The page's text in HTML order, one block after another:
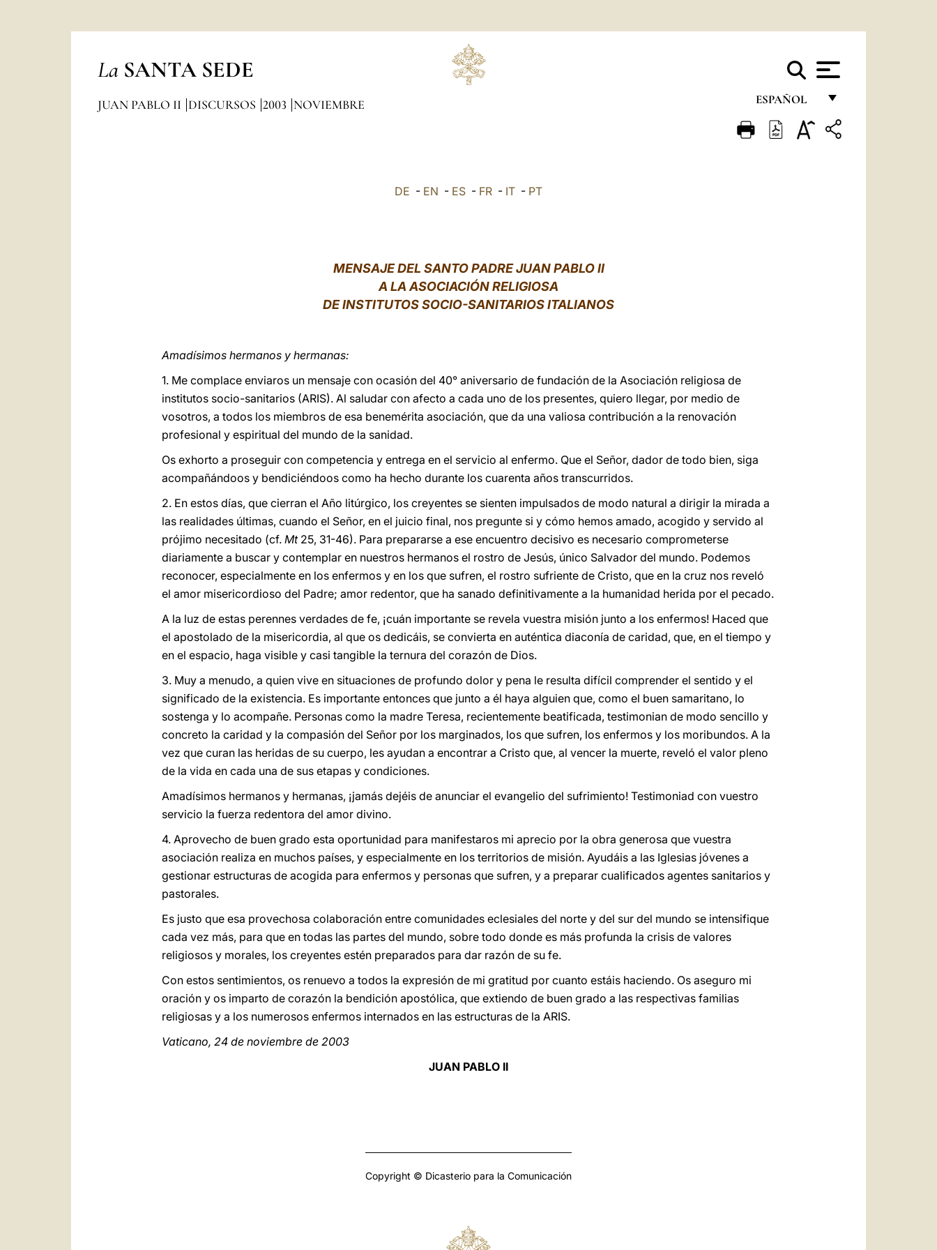
La SANTA SEDE
ESPAÑOL
FRANÇAIS
JUAN PABLO II DISCURSOS 2003 NOVIEMBRE
DE - EN - ES - FR - IT - PT
MENSAJE DEL SANTO PADRE JUAN PABLO II
A LA ASOCIACIÓN RELIGIOSA
DE INSTITUTOS SOCIO-SANITARIOS ITALIANOS
Amadísimos hermanos y hermanas:
1. Me complace enviaros un mensaje con ocasión del 40° aniversario de fundación de la Asociación religiosa de
institutos socio-sanitarios (ARIS). Al saludar con afecto a cada uno de los presentes, quiero llegar, por medio de
vosotros, a todos los miembros de esa benemérita asociación, que da una valiosa contribución a la renovación
profesional y espiritual del mundo de la sanidad.
Os exhorto a proseguir con competencia y entrega en el servicio al enfermo. Que el Señor, dador de todo bien, siga
acompañándoos y bendiciéndoos como ha hecho durante los cuarenta años transcurridos.
2. En estos días, que cierran el Año litúrgico, los creyentes se sienten impulsados de modo natural a dirigir la mirada a
las realidades últimas, cuando el Señor, en el juicio final, nos pregunte si y cómo hemos amado, acogido y servido al
prójimo necesitado (cf. Mt 25, 31-46). Para prepararse a ese encuentro decisivo es necesario comprometerse
diariamente a buscar y contemplar en nuestros hermanos el rostro de Jesús, único Salvador del mundo. Podemos
reconocer, especialmente en los enfermos y en los que sufren, el rostro sufriente de Cristo, que en la cruz nos reveló
el amor misericordioso del Padre; amor redentor, que ha sanado definitivamente a la humanidad herida por el pecado.
A la luz de estas perennes verdades de fe, ¡cuán importante se revela vuestra misión junto a los enfermos! Haced que
el apostolado de la misericordia, al que os dedicáis, se convierta en auténtica diaconía de caridad, que, en el tiempo y
en el espacio, haga visible y casi tangible la ternura del corazón de Dios.
3. Muy a menudo, a quien vive en situaciones de profundo dolor y pena le resulta difícil comprender el sentido y el
significado de la existencia. Es importante entonces que junto a él haya alguien que, como el buen samaritano, lo
sostenga y lo acompañe. Personas como la madre Teresa, recientemente beatificada, testimonian de modo sencillo y
concreto la caridad y la compasión del Señor por los marginados, los que sufren, los enfermos y los moribundos. A la
vez que curan las heridas de su cuerpo, les ayudan a encontrar a Cristo que, al vencer la muerte, reveló el valor pleno
de la vida en cada una de sus etapas y condiciones.
Amadísimos hermanos y hermanas, ¡jamás dejéis de anunciar el evangelio del sufrimiento! Testimoniad con vuestro
servicio la fuerza redentora del amor divino.
4. Aprovecho de buen grado esta oportunidad para manifestaros mi aprecio por la obra generosa que vuestra
asociación realiza en muchos países, y especialmente en los territorios de misión. Ayudáis a las Iglesias jóvenes a
gestionar estructuras de acogida para enfermos y personas que sufren, y a preparar cualificados agentes sanitarios y
pastorales.
Es justo que esa provechosa colaboración entre comunidades eclesiales del norte y del sur del mundo se intensifique
cada vez más, para que en todas las partes del mundo, sobre todo donde es más profunda la crisis de valores
religiosos y morales, los creyentes estén preparados para dar razón de su fe.
Con estos sentimientos, os renuevo a todos la expresión de mi gratitud por cuanto estáis haciendo. Os aseguro mi
oración y os imparto de corazón la bendición apostólica, que extiendo de buen grado a las respectivas familias
religiosas y a los numerosos enfermos internados en las estructuras de la ARIS.
Vaticano, 24 de noviembre de 2003
JUAN PABLO II
Copyright © Dicasterio para la Comunicación